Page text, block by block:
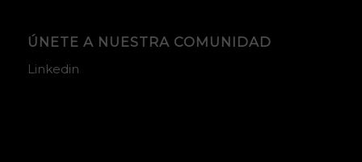
ÚNETE A NUESTRA COMUNIDAD
Linkedin